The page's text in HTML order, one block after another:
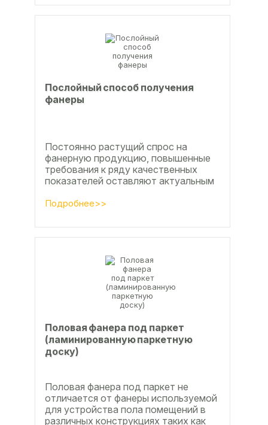
Послойный способ получения
фанеры
Постоянно растущий спрос на
фанерную продукцию, повышенные
требования к ряду качественных
показателей оставляют актуальным
технологии производства клееной...
Подробнее>>
Половая фанера под паркет
(ламинированную паркетную
доску)
Половая фанера под паркет не
отличается от фанеры используемой
для устройства пола помещений в
различных конструкциях таких как